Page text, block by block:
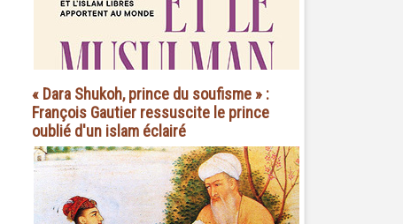
« Dara Shukoh, prince du soufisme » :
François Gautier ressuscite le prince
oublié d'un islam éclairé